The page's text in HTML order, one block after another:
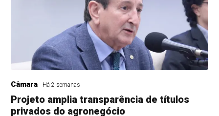
Câmara Há 2 semanas
Projeto amplia transparência de títulos
privados do agronegócio